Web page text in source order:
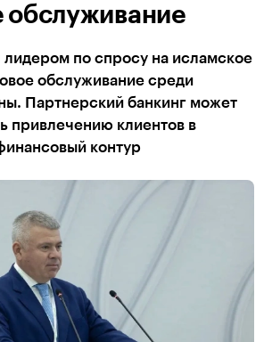
обслуживание
лидером по спросу на исламское
обслуживание среди
Партнерский банкинг может
привлечению клиентов в
контур